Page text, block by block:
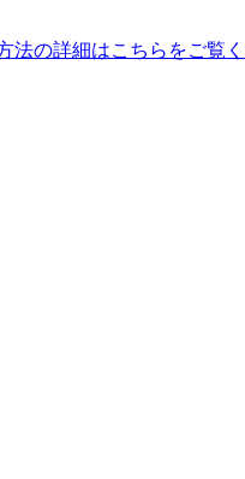
法の詳細はこちらをご覧